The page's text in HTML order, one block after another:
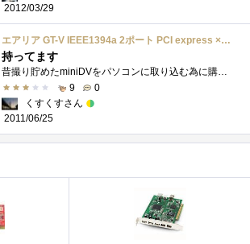
2012/03/29
エアリア GT-V IEEE1394a 2ポート PCI express ×1 VIAチップ搭載 SD-PEFWV2
持ってます
昔撮り貯めたminiDVをパソコンに取り込む為に購入しました。ＰＣＩeで使えるIEEE1394のボードって意外に売っていないので、探すのに苦労しました�...
9
0
くすくすさん
2011/06/25